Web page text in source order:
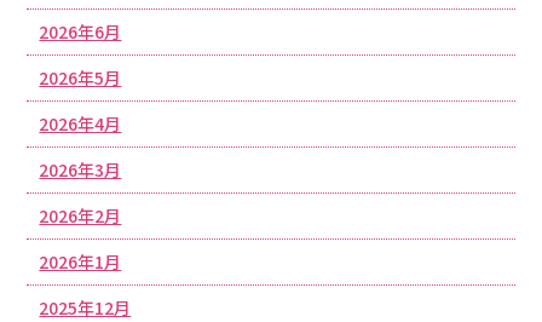
2026年6月
2026年5月
2026年4月
2026年3月
2026年2月
2026年1月
2025年12月